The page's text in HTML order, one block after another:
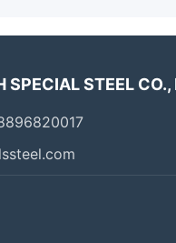
SPECIAL STEEL CO.,